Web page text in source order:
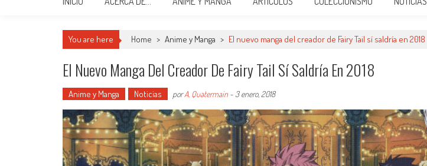
You are here Home > Anime y Manga > El nuevo manga del creador de Fairy Tail sí saldría en 2018
El Nuevo Manga Del Creador De Fairy Tail Sí Saldría En 2018
Anime y Manga Noticias porA. Quatermain - 3 enero, 2018